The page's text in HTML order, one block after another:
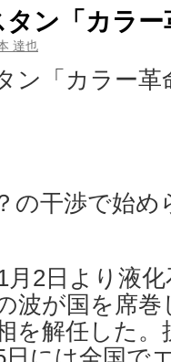
タン「カラ
達也
ン「カラー
干渉で始め
2日より液
波が国を席
を解任した